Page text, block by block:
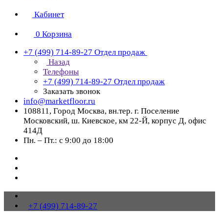
Кабинет
0 Корзина
+7 (499) 714-89-27 Отдел продаж
Назад
Телефоны
+7 (499) 714-89-27 Отдел продаж
Заказать звонок
info@marketfloor.ru
108811, Город Москва, вн.тер. г. Поселение
Московский, ш. Киевское, км 22-Й, корпус Д, офис
414Д
Пн. – Пт.: с 9:00 до 18:00
+7 (499) 714-89-27